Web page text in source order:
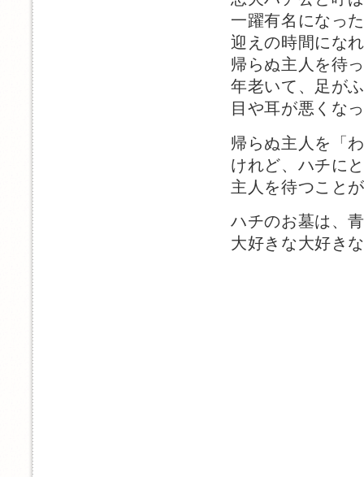
一躍有名になっ
迎えの時間にな
帰らぬ主人を待
年老いて、足が
目や耳が悪くな
帰らぬ主人を「
けれど、ハチに
主人を待つこと
ハチのお墓は、
大好きな大好き